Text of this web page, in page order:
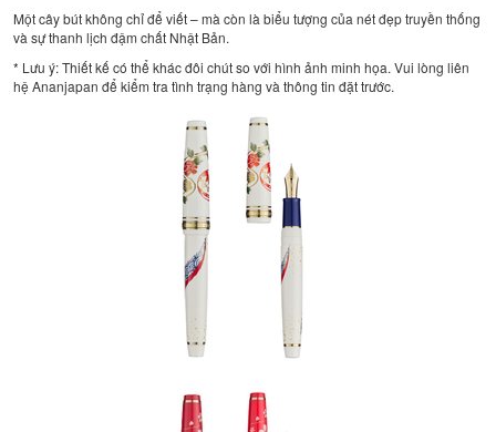
Một cây bút không chỉ để viết – mà còn là biểu tượng của nét đẹp truyền thống
và sự thanh lịch đậm chất Nhật Bản.
* Lưu ý: Thiết kế có thể khác đôi chút so với hình ảnh minh họa. Vui lòng liên
hệ Ananjapan để kiểm tra tình trạng hàng và thông tin đặt trước.